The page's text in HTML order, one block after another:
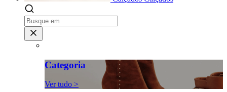
Categoria
Ver tudo >